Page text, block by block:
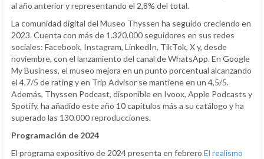
al año anterior y representando el 2,8% del total.
La comunidad digital del Museo Thyssen ha seguido creciendo en
2023. Cuenta con más de 1.320.000 seguidores en sus redes
sociales: Facebook, Instagram, LinkedIn, TikTok, X y, desde
noviembre, con el lanzamiento del canal de WhatsApp. En Google
My Business, el museo mejora en un punto porcentual alcanzando
el 4,7/5 de rating y en Trip Advisor se mantiene en un 4,5/5.
Además, Thyssen Podcast, disponible en Ivoox, Apple Podcasts y
Spotify, ha añadido este año 10 capítulos más a su catálogo y ha
superado las 130.000 reproducciones.
Programación de 2024
El programa expositivo de 2024 presenta en febrero El realismo